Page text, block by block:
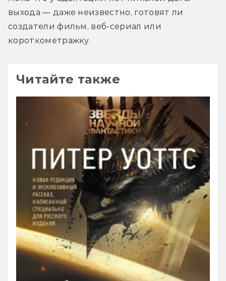
выхода — даже неизвестно, готовят ли
создатели фильм, веб-сериал или
короткометражку.
Читайте также